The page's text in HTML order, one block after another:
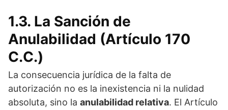
1.3. La Sanción de
Anulabilidad (Artículo 170
C.C.)
La consecuencia jurídica de la falta de
autorización no es la inexistencia ni la nulidad
absoluta, sino la anulabilidad relativa. El Artículo